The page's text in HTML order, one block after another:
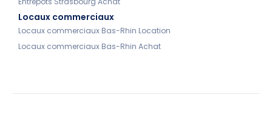
Locaux commerciaux
Locaux commerciaux Bas-Rhin Location
Locaux commerciaux Bas-Rhin Achat